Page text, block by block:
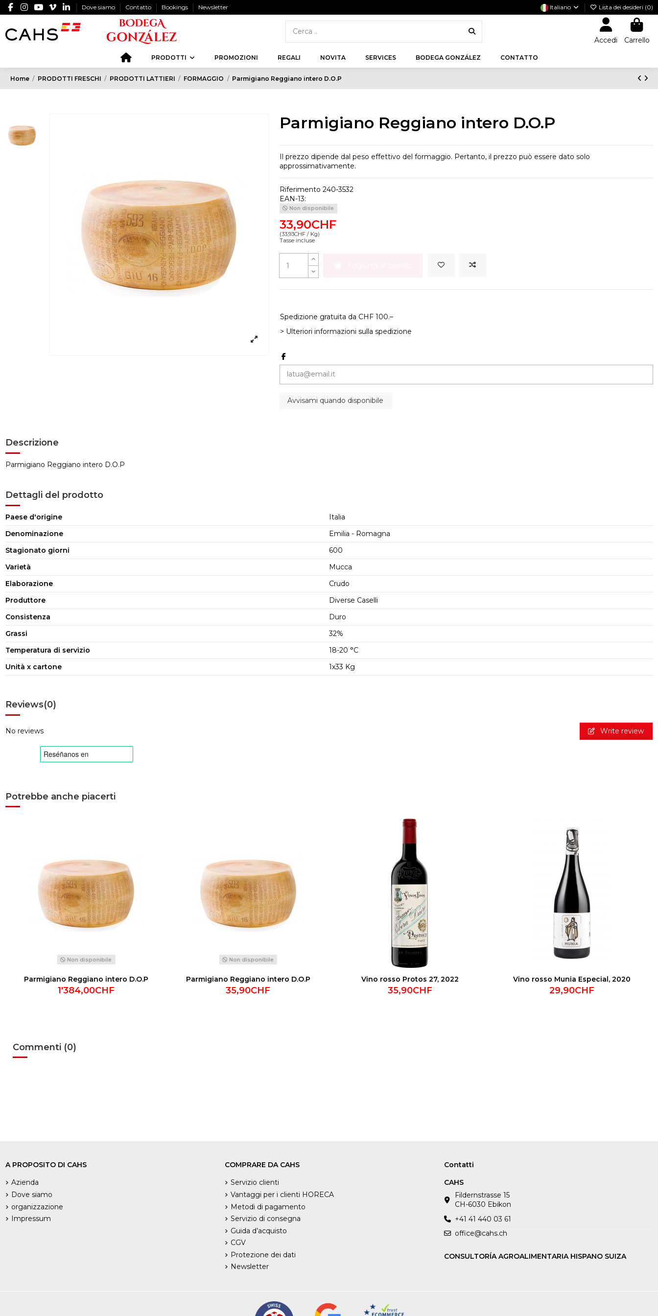
Dove siamo Contatto Bookings Newsletter Italiano Lista dei desideri (0)
Accedi Carrello
PRODOTTI PROMOZIONI REGALI NOVITA SERVICES BODEGA GONZÁLEZ CONTATTO
Home PRODOTTI FRESCHI PRODOTTI LATTIERI FORMAGGIO Parmigiano Reggiano intero D.O.P
Parmigiano Reggiano intero D.O.P
Il prezzo dipende dal peso effettivo del formaggio. Pertanto, il prezzo può essere dato solo
approssimativamente.
Riferimento 240-3532
EAN-13:
Non disponibile
33,90CHF
(33,93CHF / Kg)
Tasse incluse
Spedizione gratuita da CHF 100.–
> Ulteriori informazioni sulla spedizione
Descrizione
Parmigiano Reggiano intero D.O.P
Dettagli del prodotto
Paese d'origine
Italia
Denominazione
Emilia - Romagna
Stagionato giorni
600
Varietà
Mucca
Elaborazione
Crudo
Produttore
Diverse Caselli
Consistenza
Duro
Grassi
32%
Temperatura di servizio
18-20 °C
Unità x cartone
1x33 Kg
Reviews(0)
No reviews Write review
Potrebbe anche piacerti
Non disponibile
Parmigiano Reggiano intero D.O.P
1'384,00CHF
Non disponibile
Parmigiano Reggiano intero D.O.P
35,90CHF
Vino rosso Protos 27, 2022
35,90CHF
Vino rosso Munia Especial, 2020
29,90CHF
Commenti (0)
A PROPOSITO DI CAHS
Azienda
Dove siamo
organizzazione
Impressum
COMPRARE DA CAHS
Servizio clienti
Vantaggi per i clienti HORECA
Metodi di pagamento
Servizio di consegna
Guida d’acquisto
CGV
Protezione dei dati
Newsletter
Contatti
CAHS
Fildernstrasse 15
CH-6030 Ebikon
+41 41 440 03 61
office@cahs.ch
CONSULTORÍA AGROALIMENTARIA HISPANO SUIZA